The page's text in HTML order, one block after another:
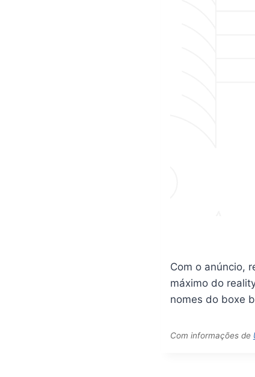
Com o anúncio,
máximo do
nomes do boxe
Com informações de